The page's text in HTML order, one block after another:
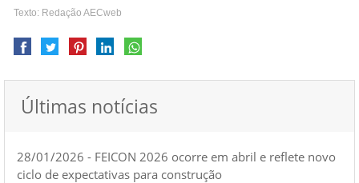
Texto: Redação AECweb
Últimas notícias
28/01/2026 - FEICON 2026 ocorre em abril e reflete novo
ciclo de expectativas para construção